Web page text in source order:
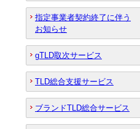
指定事業者契約終了に伴う
お知らせ
gTLD取次サービス
TLD総合支援サービス
ブランドTLD総合サービス